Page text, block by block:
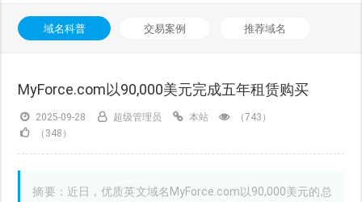
域名科普 交易案例 推荐域名
MyForce.com以90,000美元完成五年租赁购买
2025-09-28 超级管理员 本站
（743）
（348）
摘要：近日，优质英文域名MyForce.com以90,000美元的总